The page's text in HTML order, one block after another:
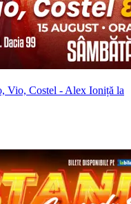
Vio, Costel - Alex Ioniță la